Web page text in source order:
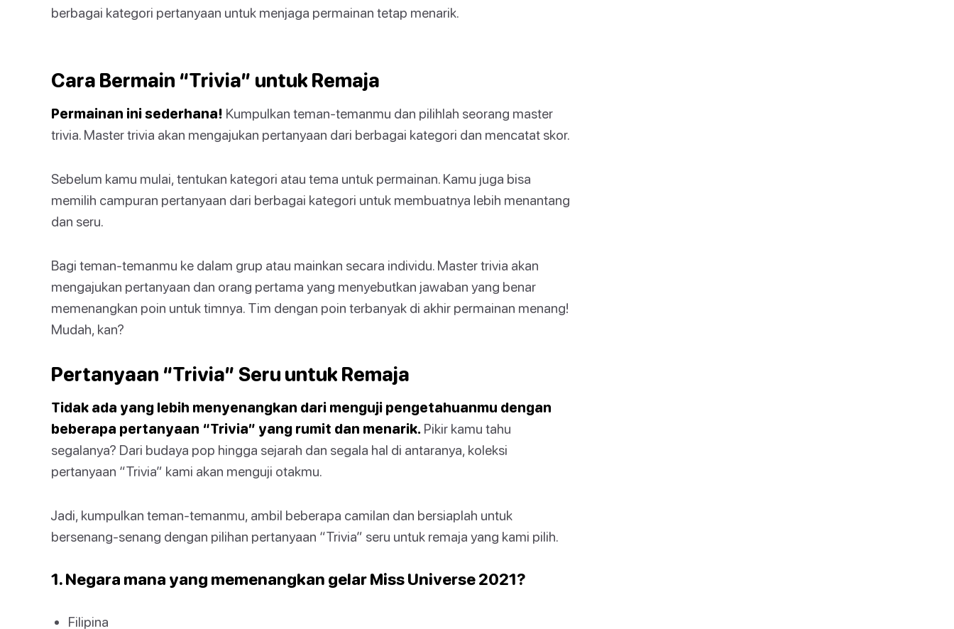
berbagai kategori pertanyaan untuk menjaga permainan tetap menarik.
Cara Bermain “Trivia” untuk Remaja
Permainan ini sederhana! Kumpulkan teman-temanmu dan pilihlah seorang master
trivia. Master trivia akan mengajukan pertanyaan dari berbagai kategori dan mencatat skor.
Sebelum kamu mulai, tentukan kategori atau tema untuk permainan. Kamu juga bisa
memilih campuran pertanyaan dari berbagai kategori untuk membuatnya lebih menantang
dan seru.
Bagi teman-temanmu ke dalam grup atau mainkan secara individu. Master trivia akan
mengajukan pertanyaan dan orang pertama yang menyebutkan jawaban yang benar
memenangkan poin untuk timnya. Tim dengan poin terbanyak di akhir permainan menang!
Mudah, kan?
Pertanyaan “Trivia” Seru untuk Remaja
Tidak ada yang lebih menyenangkan dari menguji pengetahuanmu dengan
beberapa pertanyaan “Trivia” yang rumit dan menarik. Pikir kamu tahu
segalanya? Dari budaya pop hingga sejarah dan segala hal di antaranya, koleksi
pertanyaan “Trivia” kami akan menguji otakmu.
Jadi, kumpulkan teman-temanmu, ambil beberapa camilan dan bersiaplah untuk
bersenang-senang dengan pilihan pertanyaan “Trivia” seru untuk remaja yang kami pilih.
1. Negara mana yang memenangkan gelar Miss Universe 2021?
Filipina